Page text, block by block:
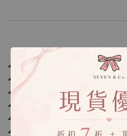
【本次開團品項】
☁ 蜂蜜烏龍洗髮精
☁ 薄荷烏龍洗髮精
☁ 冰山美人沐浴液態皂
☁ 琥珀紅玉沐浴液態皂
☁ 白玉歐蕾潔膚乳
☁ 蜂蜜烏龍潤色精華乳